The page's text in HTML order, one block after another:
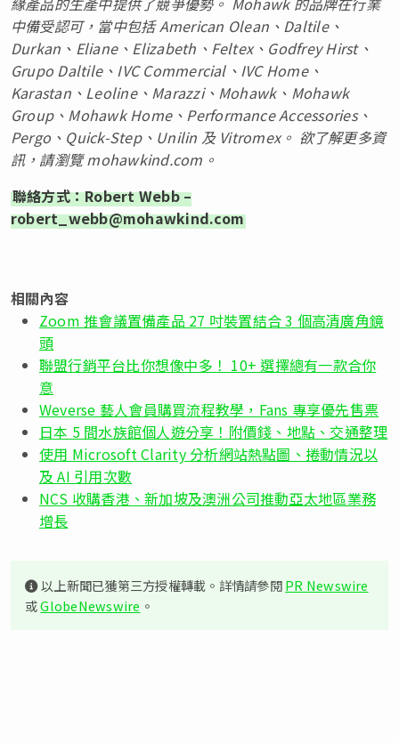
中備受認可，當中包括 American Olean、Daltile、
Durkan、Eliane、Elizabeth、Feltex、Godfrey Hirst、
Grupo Daltile、IVC Commercial、IVC Home、
Karastan、Leoline、Marazzi、Mohawk、Mohawk
Group、Mohawk Home、Performance Accessories、
Pergo、Quick-Step、Unilin 及 Vitromex。 欲了解更多資
訊，請瀏覽 mohawkind.com。
聯絡方式：Robert Webb –
robert_webb@mohawkind.com
相關內容
Zoom 推會議置備產品 27 吋裝置結合 3 個高清廣角鏡
頭
聯盟行銷平台比你想像中多！ 10+ 選擇總有一款合你
意
Weverse 藝人會員購買流程教學，Fans 專享優先售票
日本 5 間水族館個人遊分享！附價錢、地點、交通整理
使用 Microsoft Clarity 分析網站熱點圖、捲動情況以
及 AI 引用次數
NCS 收購香港、新加坡及澳洲公司推動亞太地區業務
增長
以上新聞已獲第三方授權轉載。詳情請參閱PR Newswire
或GlobeNewswire 。